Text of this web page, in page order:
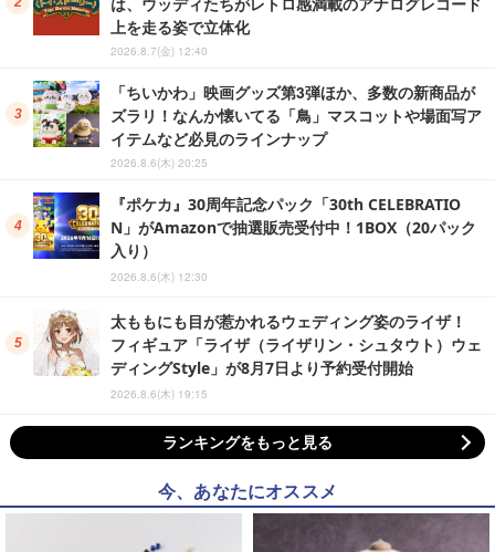
上を走る姿で立体化
2026.8.7(金) 12:40
「ちいかわ」映画グッズ第3弾ほか、多数の新商品が
ズラリ！なんか懐いてる「鳥」マスコットや場面写ア
イテムなど必見のラインナップ
2026.8.6(木) 20:25
『ポケカ』30周年記念パック「30th CELEBRATIO
N」がAmazonで抽選販売受付中！1BOX（20パック
入り）
2026.8.6(木) 12:30
太ももにも目が惹かれるウェディング姿のライザ！
フィギュア「ライザ（ライザリン・シュタウト）ウェ
ディングStyle」が8月7日より予約受付開始
2026.8.6(木) 19:15
ランキングをもっと見る
今、あなたにオススメ